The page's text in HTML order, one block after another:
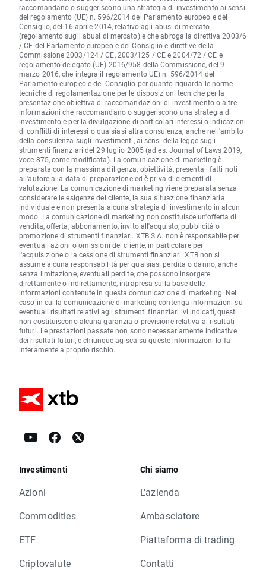
raccomandano o suggeriscono una strategia di investimento ai sensi
del regolamento (UE) n. 596/2014 del Parlamento europeo e del
Consiglio, del 16 aprile 2014, relativo agli abusi di mercato
(regolamento sugli abusi di mercato) e che abroga la direttiva 2003/6
/ CE del Parlamento europeo e del Consiglio e direttive della
Commissione 2003/124 / CE, 2003/125 / CE e 2004/72 / CE e
regolamento delegato (UE) 2016/958 della Commissione, del 9
marzo 2016, che integra il regolamento UE) n. 596/2014 del
Parlamento europeo e del Consiglio per quanto riguarda le norme
tecniche di regolamentazione per le disposizioni tecniche per la
presentazione obiettiva di raccomandazioni di investimento o altre
informazioni che raccomandano o suggeriscono una strategia di
investimento e per la divulgazione di particolari interessi o indicazioni
di conflitti di interessi o qualsiasi altra consulenza, anche nell'ambito
della consulenza sugli investimenti, ai sensi della legge sugli
strumenti finanziari del 29 luglio 2005 (ad es. Journal of Laws 2019,
voce 875, come modificata). La comunicazione di marketing è
preparata con la massima diligenza, obiettività, presenta i fatti noti
all'autore alla data di preparazione ed è priva di elementi di
valutazione. La comunicazione di marketing viene preparata senza
considerare le esigenze del cliente, la sua situazione finanziaria
individuale e non presenta alcuna strategia di investimento in alcun
modo. La comunicazione di marketing non costituisce un'offerta di
vendita, offerta, abbonamento, invito all'acquisto, pubblicità o
promozione di strumenti finanziari. XTB S.A. non è responsabile per
eventuali azioni o omissioni del cliente, in particolare per
l'acquisizione o la cessione di strumenti finanziari. XTB non si
assume alcuna responsabilità per qualsiasi perdita o danno, anche
senza limitazione, eventuali perdite, che possono insorgere
direttamente o indirettamente, intrapresa sulla base delle
informazioni contenute in questa comunicazione di marketing. Nel
caso in cui la comunicazione di marketing contenga informazioni su
eventuali risultati relativi agli strumenti finanziari ivi indicati, questi
non costituiscono alcuna garanzia o previsione relativa ai risultati
futuri. Le prestazioni passate non sono necessariamente indicative
dei risultati futuri, e chiunque agisca su queste informazioni lo fa
interamente a proprio rischio.
Investimenti
Azioni
Commodities
ETF
Criptovalute
Chi siamo
L'azienda
Ambasciatore
Piattaforma di trading
Contatti